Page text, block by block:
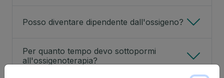
Posso diventare dipendente dall'ossigeno?
Per quanto tempo devo sottopormi
all'ossigenoterapia?